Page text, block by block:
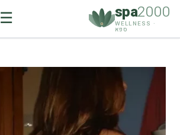
spa2000
WELLNESS ·
ספא ☰